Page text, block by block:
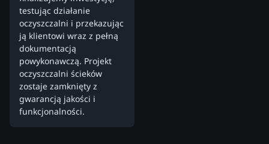
testując działanie
oczyszczalni i przekazując
ją klientowi wraz z pełną
dokumentacją
powykonawczą. Projekt
oczyszczalni ścieków
zostaje zamknięty z
gwarancją jakości i
funkcjonalności.